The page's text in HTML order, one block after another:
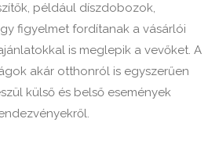
például díszdobozok,
figyelmet fordítanak a vásárlói
is meglepik a vevőket. A
akár otthonról is egyszerűen
külső és belső események